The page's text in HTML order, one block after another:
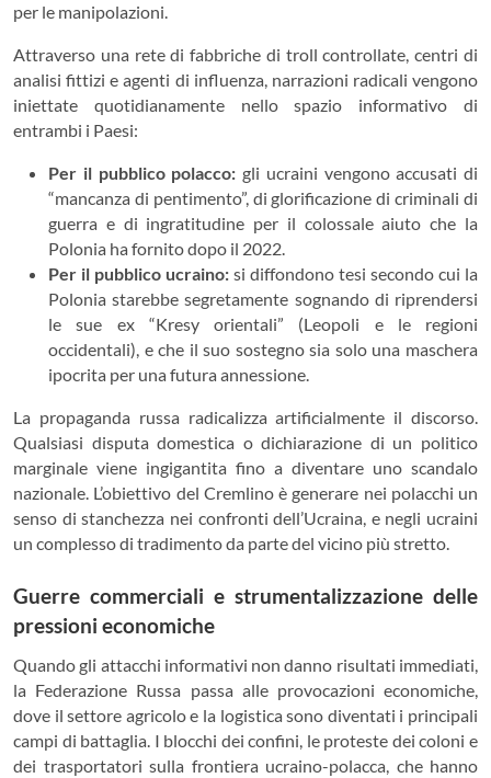
per le manipolazioni.
Attraverso una rete di fabbriche di troll controllate, centri di
analisi fittizi e agenti di influenza, narrazioni radicali vengono
iniettate quotidianamente nello spazio informativo di
entrambi i Paesi:
Per il pubblico polacco: gli ucraini vengono accusati di
“mancanza di pentimento”, di glorificazione di criminali di
guerra e di ingratitudine per il colossale aiuto che la
Polonia ha fornito dopo il 2022.
Per il pubblico ucraino: si diffondono tesi secondo cui la
Polonia starebbe segretamente sognando di riprendersi
le sue ex “Kresy orientali” (Leopoli e le regioni
occidentali), e che il suo sostegno sia solo una maschera
ipocrita per una futura annessione.
La propaganda russa radicalizza artificialmente il discorso.
Qualsiasi disputa domestica o dichiarazione di un politico
marginale viene ingigantita fino a diventare uno scandalo
nazionale. L’obiettivo del Cremlino è generare nei polacchi un
senso di stanchezza nei confronti dell’Ucraina, e negli ucraini
un complesso di tradimento da parte del vicino più stretto.
Guerre commerciali e strumentalizzazione delle
pressioni economiche
Quando gli attacchi informativi non danno risultati immediati,
la Federazione Russa passa alle provocazioni economiche,
dove il settore agricolo e la logistica sono diventati i principali
campi di battaglia. I blocchi dei confini, le proteste dei coloni e
dei trasportatori sulla frontiera ucraino-polacca, che hanno